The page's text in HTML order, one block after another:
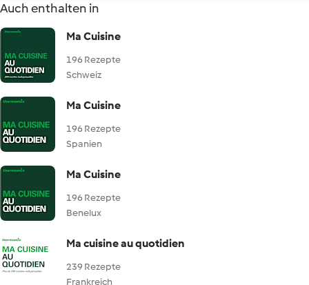
Auch enthalten in
Ma Cuisine
196 Rezepte
Schweiz
Ma Cuisine
196 Rezepte
Spanien
Ma Cuisine
196 Rezepte
Benelux
Ma cuisine au quotidien
239 Rezepte
Frankreich